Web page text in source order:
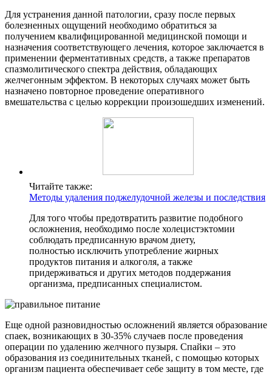
Для устранения данной патологии, сразу после первых
болезненных ощущений необходимо обратиться за
получением квалифицированной медицинской помощи и
назначения соответствующего лечения, которое заключается в
применении ферментативных средств, а также препаратов
спазмолитического спектра действия, обладающих
желчегонным эффектом. В некоторых случаях может быть
назначено повторное проведение оперативного
вмешательства с целью коррекции произошедших изменений.
Читайте также:
Методы удаления поджелудочной железы и последствия
Для того чтобы предотвратить развитие подобного
осложнения, необходимо после холецистэктомии
соблюдать предписанную врачом диету,
полностью исключить употребление жирных
продуктов питания и алкоголя, а также
придерживаться и других методов поддержания
организма, предписанных специалистом.
Еще одной разновидностью осложнений является образование
спаек, возникающих в 30-35% случаев после проведения
операции по удалению желчного пузыря. Спайки – это
образования из соединительных тканей, с помощью которых
организм пациента обеспечивает себе защиту в том месте, где